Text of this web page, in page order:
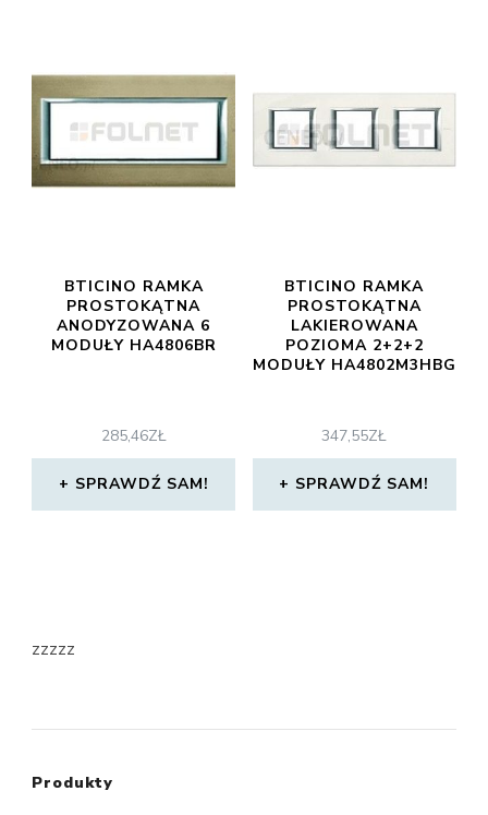
BTICINO RAMKA
PROSTOKĄTNA
ANODYZOWANA 6
MODUŁY HA4806BR
285,46ZŁ
SPRAWDŹ SAM!
BTICINO RAMKA
PROSTOKĄTNA
LAKIEROWANA
POZIOMA 2+2+2
MODUŁY HA4802M3HBG
347,55ZŁ
SPRAWDŹ SAM!
zzzzz
Produkty